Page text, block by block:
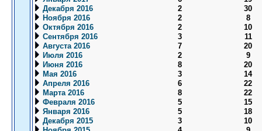
Декабря 2016
2
30
Ноября 2016
2
8
Октября 2016
2
10
Сентября 2016
3
11
Августа 2016
7
20
Июля 2016
2
9
Июня 2016
8
20
Мая 2016
3
14
Апреля 2016
6
22
Марта 2016
8
22
Февраля 2016
5
15
Января 2016
5
18
Декабря 2015
3
10